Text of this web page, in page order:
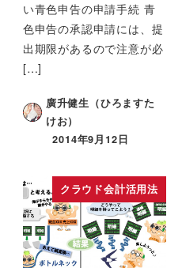
い青色申告の申請手続 青
色申告の承認申請には、提
出期限があるので注意が必
[…]
廣升健生（ひろますた
けお）
2014年9月12日
クラウド会計活用法